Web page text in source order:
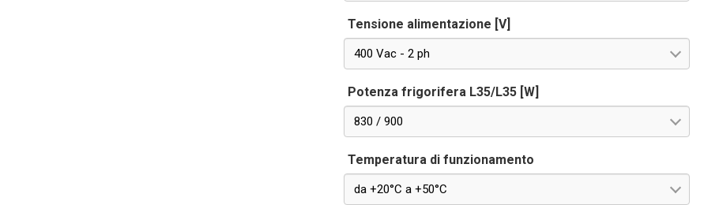
Tensione alimentazione [V]
400 Vac - 2 ph
Potenza frigorifera L35/L35 [W]
830 / 900
Temperatura di funzionamento
da +20°C a +50°C